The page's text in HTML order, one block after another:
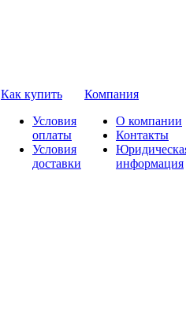
Как купить
Условия
оплаты
Условия
доставки
Компания
О компании
Контакты
информация